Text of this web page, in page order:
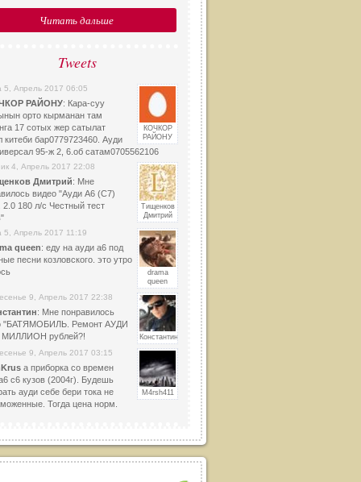
Читать дальше
Tweets
5, Апрель 2017 06:05
КОЧКОР
РАЙОНУ
РАЙОНУ: Кара-суу
орто кырманан там
17 сотых жер сатылат
китеби бар0779723460. Ауди
95-ж 2, 6.об сатам0705562106
4, Апрель 2017 22:08
Тищенков
Дмитрий
Дмитрий: Мне
видео "Ауди А6 (С7)
2.0 180 л/с Честный тест
5, Апрель 2017 11:19
drama
queen
queen: еду на ауди а6 под
песни козловского. это утро
9, Апрель 2017 22:38
Константин
: Мне понравилось
"БАТЯМОБИЛЬ. Ремонт АУДИ
МИЛЛИОН рублей?!
9, Апрель 2017 03:15
M4rsh411
а приборка со времен
c6 кузов (2004г). Будешь
ауди себе бери тока не
Тогда цена норм.